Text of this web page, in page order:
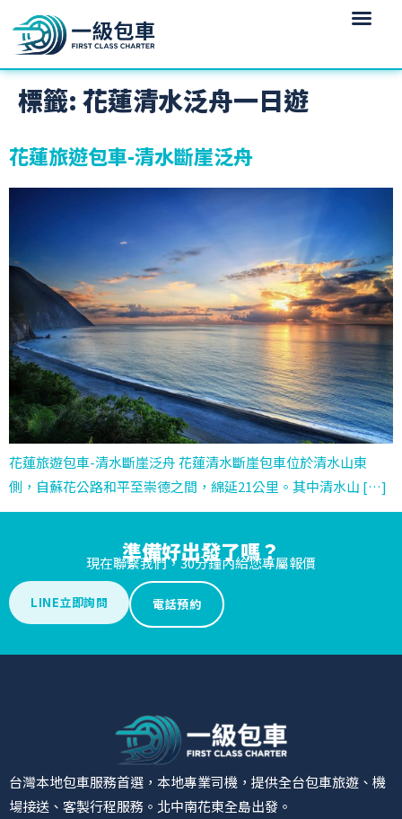
標籤: 花蓮清水泛舟一日遊
花蓮旅遊包車-清水斷崖泛舟
花蓮旅遊包車-清水斷崖泛舟 花蓮清水斷崖包車位於清水山東
側，自蘇花公路和平至崇德之間，綿延21公里。其中清水山 […]
準備好出發了嗎？
現在聯繫我們，30分鐘內給您專屬報價
LINE立即詢問 電話預約
台灣本地包車服務首選，本地專業司機，提供全台包車旅遊、機
場接送、客製行程服務。北中南花東全島出發。